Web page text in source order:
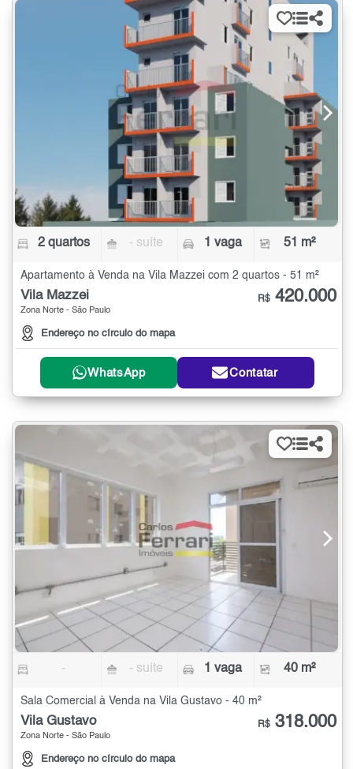
2 quartos - suíte 1 vaga 51 m²
Apartamento à Venda na Vila Mazzei com 2 quartos - 51 m²
Vila Mazzei
Zona Norte - São Paulo
Endereço no círculo do mapa
R$ 420.000
WhatsApp Contatar
- - suíte 1 vaga 40 m²
Sala Comercial à Venda na Vila Gustavo - 40 m²
Vila Gustavo
Zona Norte - São Paulo
Endereço no círculo do mapa
R$ 318.000